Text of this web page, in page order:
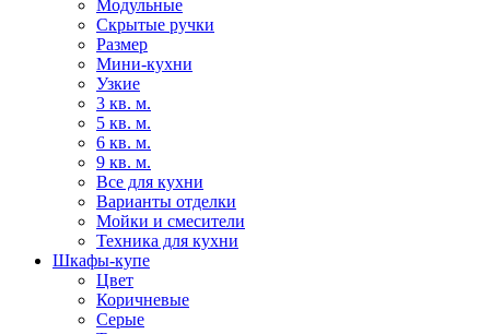
Модульные
Скрытые ручки
Размер
Мини-кухни
Узкие
3 кв. м.
5 кв. м.
6 кв. м.
9 кв. м.
Все для кухни
Варианты отделки
Мойки и смесители
Техника для кухни
Шкафы-купе
Цвет
Коричневые
Серые